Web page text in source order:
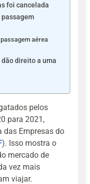
foi cancelada
aérea
direito a uma
pelos
para 2021,
das Empresas do
). Isso mostra o
mercado de
vez mais
viajar.